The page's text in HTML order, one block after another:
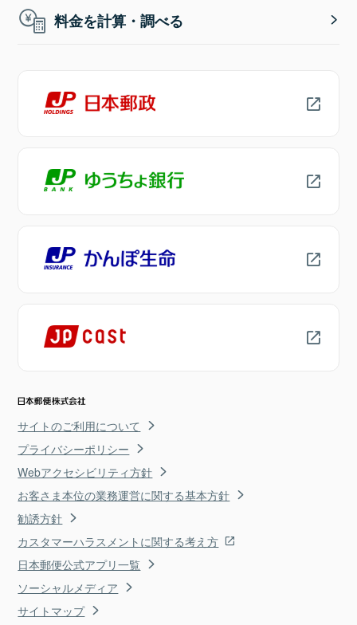
料金を計算・調べる
サイトのご利用について
プライバシーポリシー
Webアクセシビリティ方針
お客さま本位の業務運営に関する基本方針
勧誘方針
カスタマーハラスメントに関する考え方
日本郵便公式アプリ一覧
ソーシャルメディア
サイトマップ